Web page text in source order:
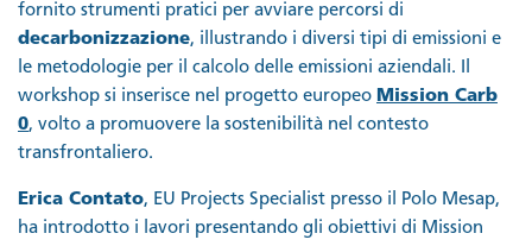
fornito strumenti pratici per avviare percorsi di
decarbonizzazione, illustrando i diversi tipi di emissioni e
le metodologie per il calcolo delle emissioni aziendali. Il
workshop si inserisce nel progetto europeo Mission Carb
0, volto a promuovere la sostenibilità nel contesto
transfrontaliero.
Erica Contato, EU Projects Specialist presso il Polo Mesap,
ha introdotto i lavori presentando gli obiettivi di Mission